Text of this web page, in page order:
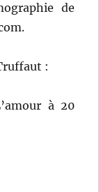
de
:
à 20